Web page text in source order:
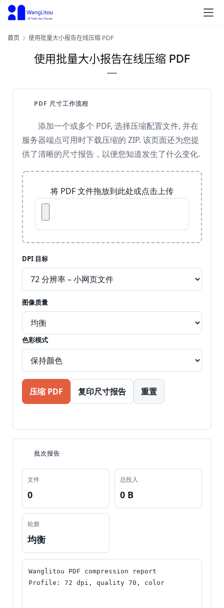
首页 使用批量大小报告在线压缩 PDF
使用批量大小报告在线压缩 PDF
PDF 尺寸工作流程
添加一个或多个 PDF, 选择压缩配置文件, 并在
服务器端点可用时下载压缩的 ZIP. 该页面还为您提
供了清晰的尺寸报告，以便您知道发生了什么变化.
将 PDF 文件拖放到此处或点击上传
DPI 目标
图像质量
色彩模式
压缩 PDF 复印尺寸报告 重置
批次报告
文件
0
总投入
0 B
轮廓
均衡
Wanglitou PDF compression report